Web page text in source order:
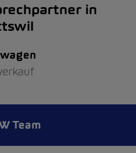
in
Team